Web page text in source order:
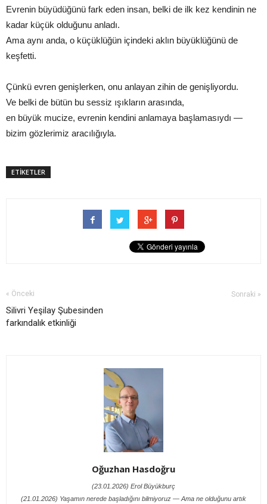
Evrenin büyüdüğünü fark eden insan, belki de ilk kez kendinin ne
kadar küçük olduğunu anladı.
Ama aynı anda, o küçüklüğün içindeki aklın büyüklüğünü de
keşfetti.
Çünkü evren genişlerken, onu anlayan zihin de genişliyordu.
Ve belki de bütün bu sessiz ışıkların arasında,
en büyük mucize, evrenin kendini anlamaya başlamasıydı —
bizim gözlerimiz aracılığıyla.
ETİKETLER
« Önceki
Silivri Yeşilay Şubesinden
farkındalık etkinliği
Sonraki »
Oğuzhan Hasdoğru
(23.01.2026) Erol Büyükburç
(21.01.2026) Yaşamın nerede başladığını bilmiyoruz — Ama ne olduğunu artık